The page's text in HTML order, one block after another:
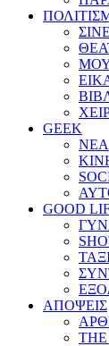
GEEK
ΝΕΑ
GOOD
ΑΠΟΨΕΙΣ